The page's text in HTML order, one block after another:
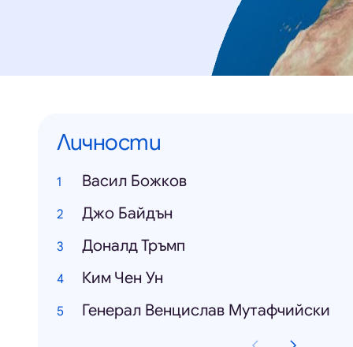
Личности
Васил Божков
Джо Байдън
Доналд Тръмп
Ким Чен Ун
Генерал Венцислав Мутафчийски